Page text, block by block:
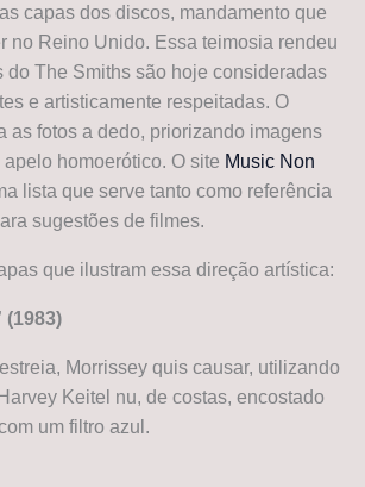
capas dos discos, mandamento que
no Reino Unido. Essa teimosia rendeu
do The Smiths são hoje consideradas
e artisticamente respeitadas. O
as fotos a dedo, priorizando imagens
homoerótico. O site Music Non
lista que serve tanto como referência
sugestões de filmes.
que ilustram essa direção artística:
(1983)
Morrissey quis causar, utilizando
Keitel nu, de costas, encostado
um filtro azul.